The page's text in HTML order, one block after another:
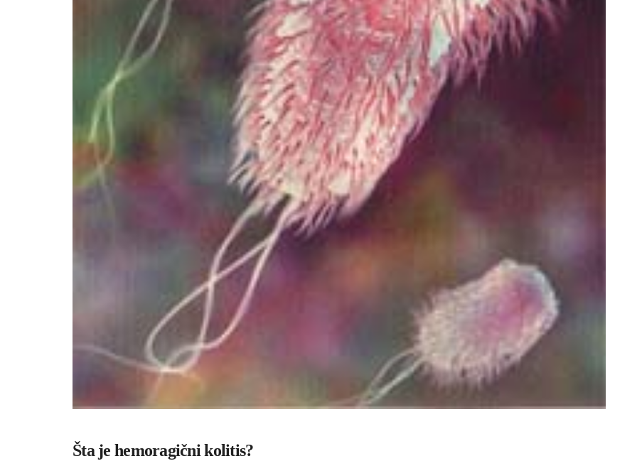
Šta je hemoragični kolitis?